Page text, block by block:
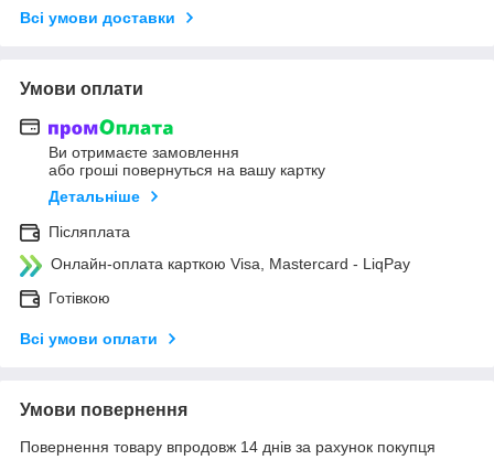
Всі умови доставки
Умови оплати
Ви отримаєте замовлення
або гроші повернуться на вашу картку
Детальніше
Післяплата
Онлайн-оплата карткою Visa, Mastercard - LiqPay
Готівкою
Всі умови оплати
Умови повернення
Повернення товару впродовж 14 днів за рахунок покупця